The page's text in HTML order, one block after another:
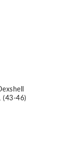
(43-46)